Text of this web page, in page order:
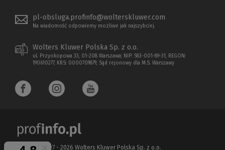
pl-obsluga.profinfo@wolterskluwer.com
Na wiadomość odpowiemy możliwe jak najszybciej.
Wolters Kluwer Polska Sp. z o.o.
ul. Przyokopowa 33, 01-208 Warszawa; NIP: 583-001-89-31, REGON:
190610277, KRS: 0000709879, Sąd rejonowy dla M.S. Warszawy
Copyright 1997 - 2026 Wolters Kluwer Polska Sp. z o.o.